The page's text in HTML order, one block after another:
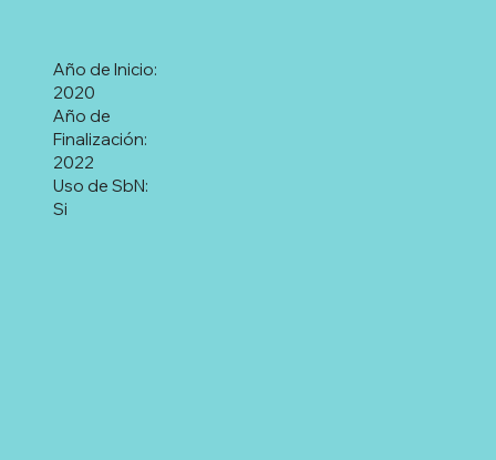
2020
Año de Inicio:
2022
Año de
Finalización:
Si
Uso de SbN: